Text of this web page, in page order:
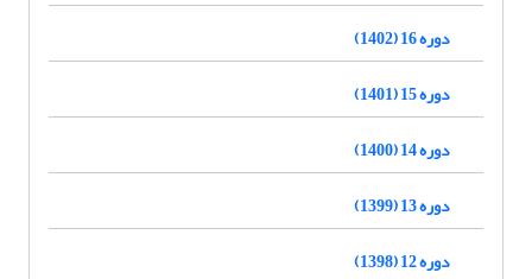
دوره 16 (1402)
دوره 15 (1401)
دوره 14 (1400)
دوره 13 (1399)
دوره 12 (1398)